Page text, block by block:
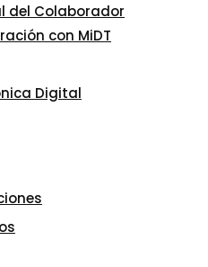
del Colaborador
con MiDT
Digital